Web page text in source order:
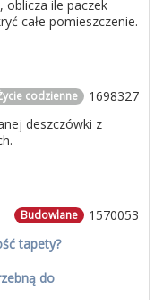
oblicza ile paczek
całe pomieszczenie.
1698327
codzienne
deszczówki z
1570053
Budowlane
tapety?
do